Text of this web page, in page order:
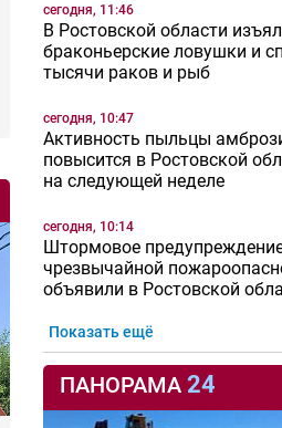
сегодня, 11:46
В Ростовской области
браконьерские ловушки и
тысячи раков и рыб
сегодня, 10:47
Активность пыльцы
повысится в Ростовской
на следующей неделе
сегодня, 10:14
Штормовое
чрезвычайной
объявили в Ростовской
Показать ещё
ПАНОРАМА 24